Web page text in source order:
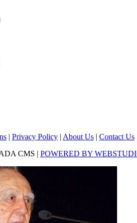
| Privacy Policy | About Us | Contact Us
CMS | POWERED BY